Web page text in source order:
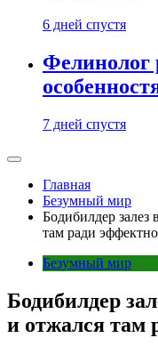
6 дней спустя
Фелинолог
7 дней спустя
Главная
Безумный мир
Бодибилдер залез
там ради
Безумный мир
Бодибилдер
и отжался там